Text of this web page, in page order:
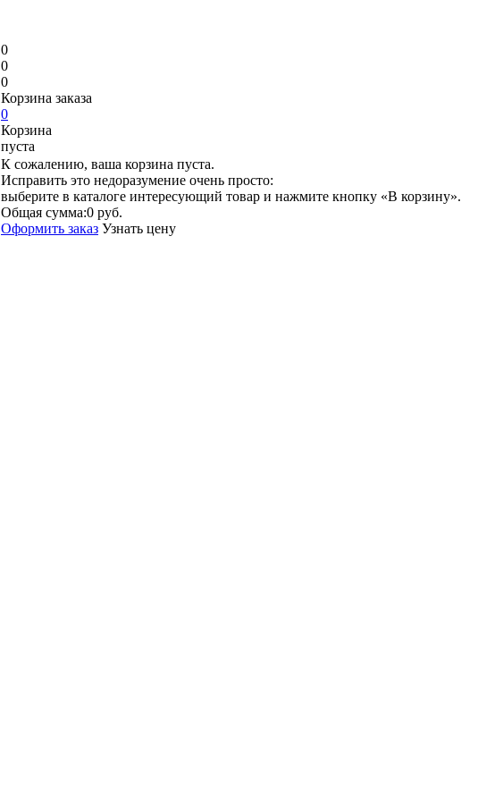
0
0
0
Корзина заказа
0
Корзина
пуста
К сожалению, ваша корзина пуста.
Исправить это недоразумение очень просто:
выберите в каталоге интересующий товар и нажмите кнопку «В корзину».
Общая сумма:0 руб.
Оформить заказ Узнать цену